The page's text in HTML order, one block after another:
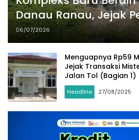
Danau Ranau, Jejak
Masih Ditelusuri
06/07/2026
Menguapnya Rp59
Jejak Transaksi
Jalan Tol (Bagian 1)
Headline 27/08/2025